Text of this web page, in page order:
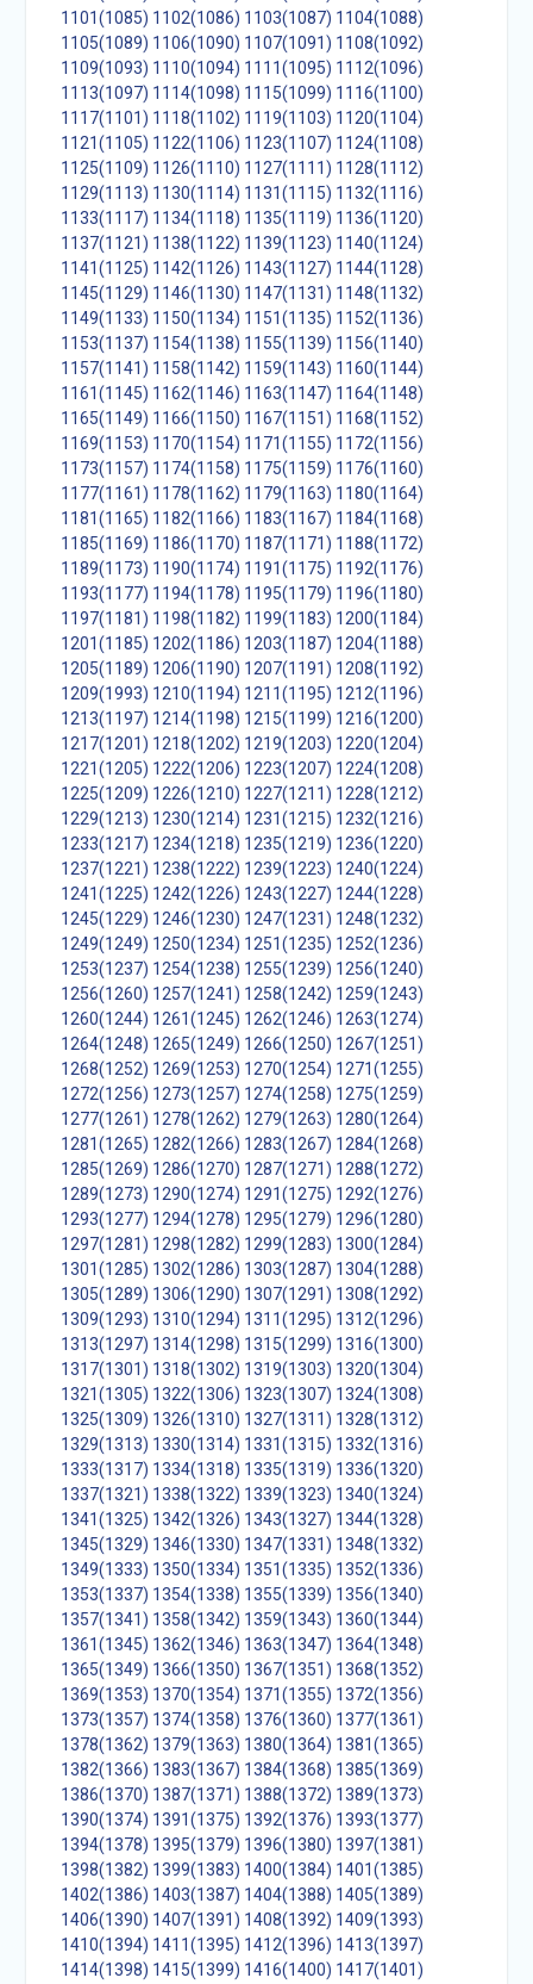
1101(1085) 1102(1086) 1103(1087) 1104(1088)
1105(1089) 1106(1090) 1107(1091) 1108(1092)
1109(1093) 1110(1094) 1111(1095) 1112(1096)
1113(1097) 1114(1098) 1115(1099) 1116(1100)
1117(1101) 1118(1102) 1119(1103) 1120(1104)
1121(1105) 1122(1106) 1123(1107) 1124(1108)
1125(1109) 1126(1110) 1127(1111) 1128(1112)
1129(1113) 1130(1114) 1131(1115) 1132(1116)
1133(1117) 1134(1118) 1135(1119) 1136(1120)
1137(1121) 1138(1122) 1139(1123) 1140(1124)
1141(1125) 1142(1126) 1143(1127) 1144(1128)
1145(1129) 1146(1130) 1147(1131) 1148(1132)
1149(1133) 1150(1134) 1151(1135) 1152(1136)
1153(1137) 1154(1138) 1155(1139) 1156(1140)
1157(1141) 1158(1142) 1159(1143) 1160(1144)
1161(1145) 1162(1146) 1163(1147) 1164(1148)
1165(1149) 1166(1150) 1167(1151) 1168(1152)
1169(1153) 1170(1154) 1171(1155) 1172(1156)
1173(1157) 1174(1158) 1175(1159) 1176(1160)
1177(1161) 1178(1162) 1179(1163) 1180(1164)
1181(1165) 1182(1166) 1183(1167) 1184(1168)
1185(1169) 1186(1170) 1187(1171) 1188(1172)
1189(1173) 1190(1174) 1191(1175) 1192(1176)
1193(1177) 1194(1178) 1195(1179) 1196(1180)
1197(1181) 1198(1182) 1199(1183) 1200(1184)
1201(1185) 1202(1186) 1203(1187) 1204(1188)
1205(1189) 1206(1190) 1207(1191) 1208(1192)
1209(1993) 1210(1194) 1211(1195) 1212(1196)
1213(1197) 1214(1198) 1215(1199) 1216(1200)
1217(1201) 1218(1202) 1219(1203) 1220(1204)
1221(1205) 1222(1206) 1223(1207) 1224(1208)
1225(1209) 1226(1210) 1227(1211) 1228(1212)
1229(1213) 1230(1214) 1231(1215) 1232(1216)
1233(1217) 1234(1218) 1235(1219) 1236(1220)
1237(1221) 1238(1222) 1239(1223) 1240(1224)
1241(1225) 1242(1226) 1243(1227) 1244(1228)
1245(1229) 1246(1230) 1247(1231) 1248(1232)
1249(1249) 1250(1234) 1251(1235) 1252(1236)
1253(1237) 1254(1238) 1255(1239) 1256(1240)
1256(1260) 1257(1241) 1258(1242) 1259(1243)
1260(1244) 1261(1245) 1262(1246) 1263(1274)
1264(1248) 1265(1249) 1266(1250) 1267(1251)
1268(1252) 1269(1253) 1270(1254) 1271(1255)
1272(1256) 1273(1257) 1274(1258) 1275(1259)
1277(1261) 1278(1262) 1279(1263) 1280(1264)
1281(1265) 1282(1266) 1283(1267) 1284(1268)
1285(1269) 1286(1270) 1287(1271) 1288(1272)
1289(1273) 1290(1274) 1291(1275) 1292(1276)
1293(1277) 1294(1278) 1295(1279) 1296(1280)
1297(1281) 1298(1282) 1299(1283) 1300(1284)
1301(1285) 1302(1286) 1303(1287) 1304(1288)
1305(1289) 1306(1290) 1307(1291) 1308(1292)
1309(1293) 1310(1294) 1311(1295) 1312(1296)
1313(1297) 1314(1298) 1315(1299) 1316(1300)
1317(1301) 1318(1302) 1319(1303) 1320(1304)
1321(1305) 1322(1306) 1323(1307) 1324(1308)
1325(1309) 1326(1310) 1327(1311) 1328(1312)
1329(1313) 1330(1314) 1331(1315) 1332(1316)
1333(1317) 1334(1318) 1335(1319) 1336(1320)
1337(1321) 1338(1322) 1339(1323) 1340(1324)
1341(1325) 1342(1326) 1343(1327) 1344(1328)
1345(1329) 1346(1330) 1347(1331) 1348(1332)
1349(1333) 1350(1334) 1351(1335) 1352(1336)
1353(1337) 1354(1338) 1355(1339) 1356(1340)
1357(1341) 1358(1342) 1359(1343) 1360(1344)
1361(1345) 1362(1346) 1363(1347) 1364(1348)
1365(1349) 1366(1350) 1367(1351) 1368(1352)
1369(1353) 1370(1354) 1371(1355) 1372(1356)
1373(1357) 1374(1358) 1376(1360) 1377(1361)
1378(1362) 1379(1363) 1380(1364) 1381(1365)
1382(1366) 1383(1367) 1384(1368) 1385(1369)
1386(1370) 1387(1371) 1388(1372) 1389(1373)
1390(1374) 1391(1375) 1392(1376) 1393(1377)
1394(1378) 1395(1379) 1396(1380) 1397(1381)
1398(1382) 1399(1383) 1400(1384) 1401(1385)
1402(1386) 1403(1387) 1404(1388) 1405(1389)
1406(1390) 1407(1391) 1408(1392) 1409(1393)
1410(1394) 1411(1395) 1412(1396) 1413(1397)
1414(1398) 1415(1399) 1416(1400) 1417(1401)